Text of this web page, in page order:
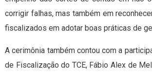
corrigir falhas, mas também em
fiscalizados em adotar boas práticas de
A cerimônia também contou com a
de Fiscalização do TCE, Fábio Alex de